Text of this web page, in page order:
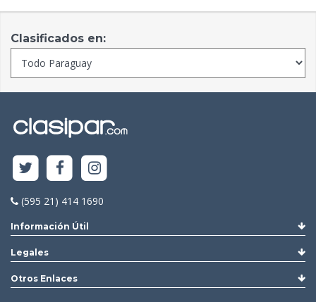
Clasificados en:
(595 21) 414 1690
Información Útil
Legales
Otros Enlaces